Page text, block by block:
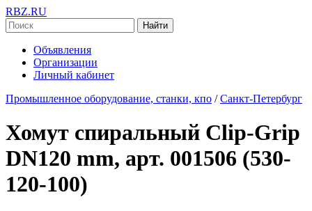
RBZ.RU
Найти
Объявления
Организации
Личный кабинет
Промышленное оборудование, станки, кпо / Санкт-Петербург
Хомут спиральный Clip-Grip
DN120 mm, арт. 001506 (530-
120-100)